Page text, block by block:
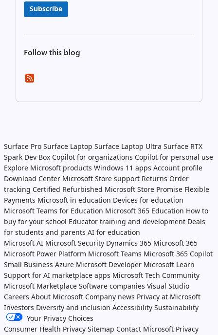
Subscribe
Follow this blog
Surface Pro Surface Laptop Surface Laptop Ultra Surface RTX
Spark Dev Box Copilot for organizations Copilot for personal use
Explore Microsoft products Windows 11 apps Account profile
Download Center Microsoft Store support Returns Order
tracking Certified Refurbished Microsoft Store Promise Flexible
Payments Microsoft in education Devices for education
Microsoft Teams for Education Microsoft 365 Education How to
buy for your school Educator training and development Deals
for students and parents AI for education
Microsoft AI Microsoft Security Dynamics 365 Microsoft 365
Microsoft Power Platform Microsoft Teams Microsoft 365 Copilot
Small Business Azure Microsoft Developer Microsoft Learn
Support for AI marketplace apps Microsoft Tech Community
Microsoft Marketplace Software companies Visual Studio
Careers About Microsoft Company news Privacy at Microsoft
Investors Diversity and inclusion Accessibility Sustainability
Your Privacy Choices
Consumer Health Privacy Sitemap Contact Microsoft Privacy